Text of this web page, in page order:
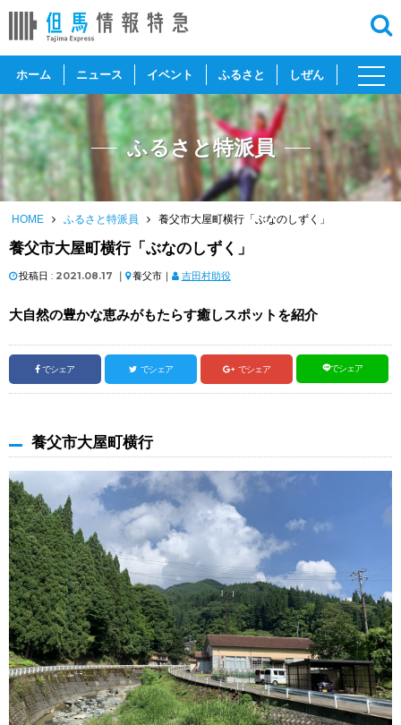
ホーム ニュース イベント ふるさと しぜん
toggle
ふるさと特派員
HOME ふるさと特派員 養父市大屋町横行「ぶなのしずく」
養父市大屋町横行「ぶなのしずく」
投稿日 : 2021.08.17 ｜ 養父市｜ 吉田村助役
大自然の豊かな恵みがもたらす癒しスポットを紹介
でシェア でシェア でシェア でシェア
養父市大屋町横行